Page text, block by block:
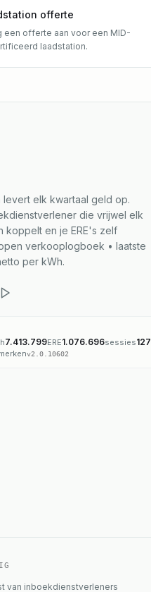
offerte
een offerte aan voor een MID-
laadstation.
levert elk kwartaal geld op.
die vrijwel elk
koppelt en je ERE's zelf
verkooplogboek • laatste
per kWh.
7.413.799ERE1.076.696sessies127
merkenv2.0.10602
van inboekdienstverleners